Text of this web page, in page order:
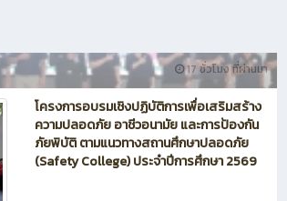
17 ชั่วโมง ที่ผ่านมา
โครงการอบรมเชิงปฏิบัติการเพื่อเสริมสร้าง
ความปลอดภัย อาชีวอนามัย และการป้องกัน
ภัยพิบัติ ตามแนวทางสถานศึกษาปลอดภัย
(Safety College) ประจำปีการศึกษา 2569